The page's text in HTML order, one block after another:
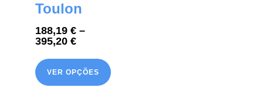
Toulon
188,19 € –
395,20 €
VER OPÇÕES